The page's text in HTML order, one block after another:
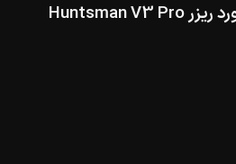
ویژگی‌های اصلی کیبورد ریزر Huntsman V3 Pro